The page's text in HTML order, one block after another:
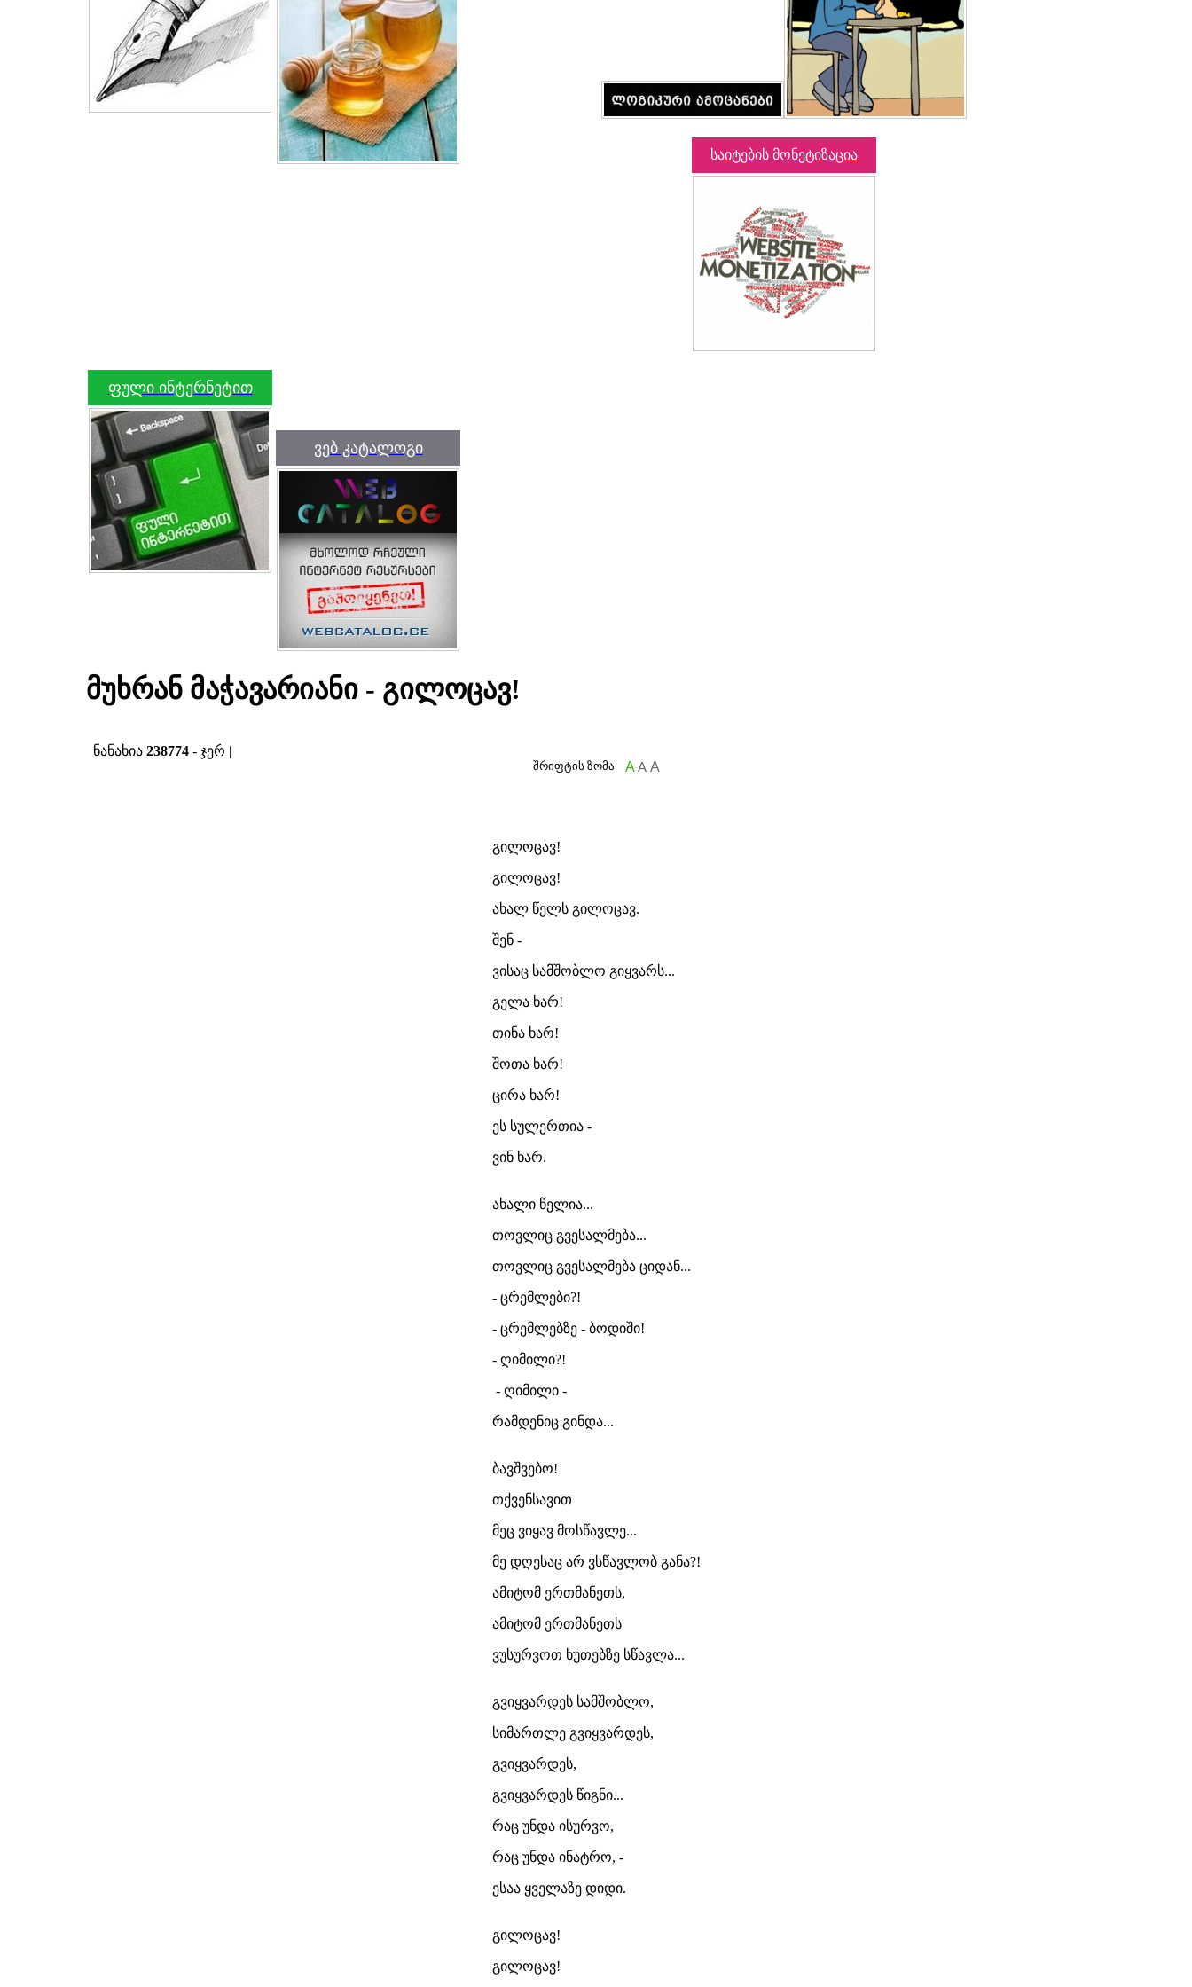
საიტების მონეტიზაცია
ფული ინტერნეტით
ვებ კატალოგი
მუხრან მაჭავარიანი - გილოცავ!
ნანახია 238774 - ჯერ |
შრიფტის ზომა A A A
გილოცავ!
გილოცავ!
ახალ წელს გილოცავ.
შენ -
ვისაც სამშობლო გიყვარს...
გელა ხარ!
თინა ხარ!
შოთა ხარ!
ცირა ხარ!
ეს სულერთია -
ვინ ხარ.
ახალი წელია...
თოვლიც გვესალმება...
თოვლიც გვესალმება ციდან...
- ცრემლები?!
- ცრემლებზე - ბოდიში!
- ღიმილი?!
- ღიმილი -
რამდენიც გინდა...
ბავშვებო!
თქვენსავით
მეც ვიყავ მოსწავლე...
მე დღესაც არ ვსწავლობ განა?!
ამიტომ ერთმანეთს,
ამიტომ ერთმანეთს
ვუსურვოთ ხუთებზე სწავლა...
გვიყვარდეს სამშობლო,
სიმართლე გვიყვარდეს,
გვიყვარდეს,
გვიყვარდეს წიგნი...
რაც უნდა ისურვო,
რაც უნდა ინატრო, -
ესაა ყველაზე დიდი.
გილოცავ!
გილოცავ!